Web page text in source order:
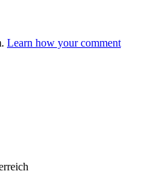
Learn how your comment